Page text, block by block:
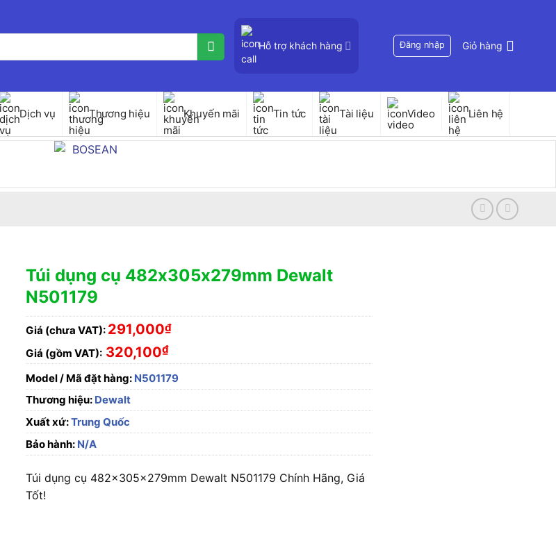
Hỗ trợ khách hàng Đăng nhập Giỏ hàng
Dịch vụ Thương hiệu Khuyến mãi Tin tức Tài liệu Video Liên hệ
Túi dụng cụ 482x305x279mm Dewalt
N501179
Giá (chưa VAT): 291,000₫
Giá (gồm VAT): 320,100₫
Model / Mã đặt hàng: N501179
Thương hiệu: Dewalt
Xuất xứ:Trung Quốc
Bảo hành: N/A
Túi dụng cụ 482x305x279mm Dewalt N501179 Chính Hãng, Giá
Tốt!